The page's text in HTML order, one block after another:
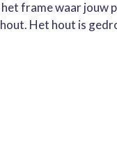
frame waar jouw
Het hout is